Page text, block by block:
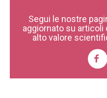
Segui le nostre
aggiornato su articoli
alto valore